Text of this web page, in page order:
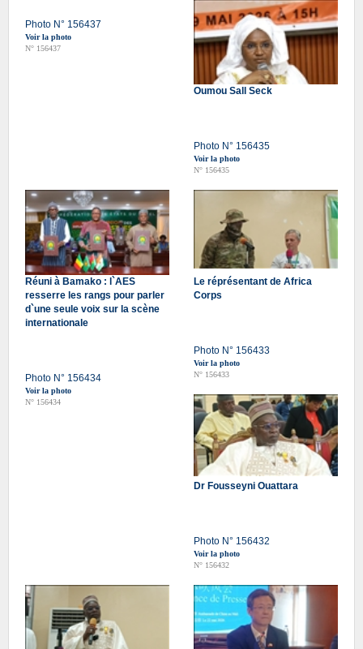
Photo N° 156437
Voir la photo
N° 156437
Oumou Sall Seck
Photo N° 156435
Voir la photo
N° 156435
Réuni à Bamako : l`AES
resserre les rangs pour parler
d`une seule voix sur la scène
internationale
Photo N° 156434
Voir la photo
N° 156434
Le réprésentant de Africa
Corps
Photo N° 156433
Voir la photo
N° 156433
Dr Fousseyni Ouattara
Photo N° 156432
Voir la photo
N° 156432